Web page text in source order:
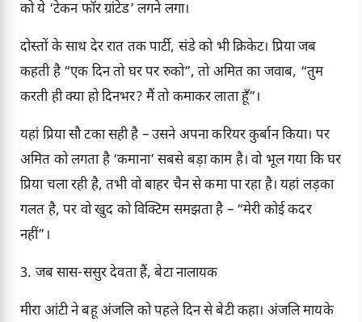
को ये ‘टेकन फॉर ग्रांटेड’ लगने लगा।
दोस्तों के साथ देर रात तक पार्टी, संडे को भी क्रिकेट। प्रिया जब
कहती है “एक दिन तो घर पर रुको”, तो अमित का जवाब, “तुम
करती ही क्या हो दिनभर? मैं तो कमाकर लाता हूँ”।
यहां प्रिया सौ टका सही है – उसने अपना करियर कुर्बान किया। पर
अमित को लगता है ‘कमाना’ सबसे बड़ा काम है। वो भूल गया कि घर
प्रिया चला रही है, तभी वो बाहर चैन से कमा पा रहा है। यहां लड़का
गलत है, पर वो खुद को विक्टिम समझता है – “मेरी कोई कदर
नहीं”।
3. जब सास-ससुर देवता हैं, बेटा नालायक
मीरा आंटी ने बहू अंजलि को पहले दिन से बेटी कहा। अंजलि मायके